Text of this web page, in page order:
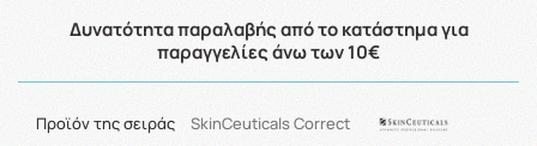
Δυνατότητα παραλαβής από το κατάστημα για
παραγγελίες άνω των 10€
Προϊόν της σειράς SkinCeuticals Correct